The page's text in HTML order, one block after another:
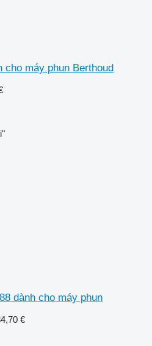
cho máy phun Berthoud
dành cho máy phun
€